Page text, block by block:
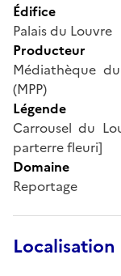
Édifice
Palais du Louvre
Producteur
Médiathèque
(MPP)
Légende
Carrousel du
parterre fleuri]
Domaine
Reportage
Localisation